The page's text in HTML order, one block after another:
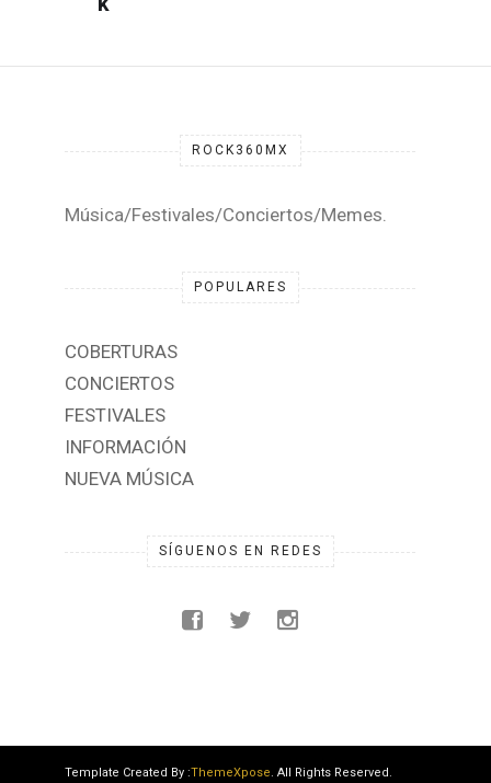
ROCK360MX
Música/Festivales/Conciertos/Memes.
POPULARES
COBERTURAS
CONCIERTOS
FESTIVALES
INFORMACIÓN
NUEVA MÚSICA
SÍGUENOS EN REDES
Template Created By :ThemeXpose. All Rights Reserved.